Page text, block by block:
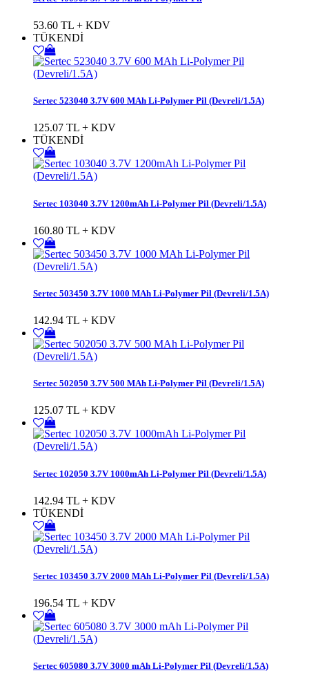
53.60 TL + KDV
TÜKENDİ
Sertec 523040 3.7V 600 MAh Li-Polymer Pil (Devreli/1.5A)
125.07 TL + KDV
TÜKENDİ
Sertec 103040 3.7V 1200mAh Li-Polymer Pil (Devreli/1.5A)
160.80 TL + KDV
Sertec 503450 3.7V 1000 MAh Li-Polymer Pil (Devreli/1.5A)
142.94 TL + KDV
Sertec 502050 3.7V 500 MAh Li-Polymer Pil (Devreli/1.5A)
125.07 TL + KDV
Sertec 102050 3.7V 1000mAh Li-Polymer Pil (Devreli/1.5A)
142.94 TL + KDV
TÜKENDİ
Sertec 103450 3.7V 2000 MAh Li-Polymer Pil (Devreli/1.5A)
196.54 TL + KDV
Sertec 605080 3.7V 3000 mAh Li-Polymer Pil (Devreli/1.5A)